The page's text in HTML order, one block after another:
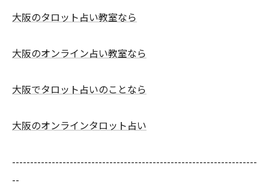
大阪のタロット占い教室なら
大阪のオンライン占い教室なら
大阪でタロット占いのことなら
大阪のオンラインタロット占い
--------------------------------------------------------------------
--